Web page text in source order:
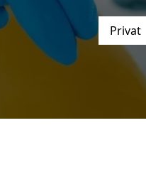
Privat